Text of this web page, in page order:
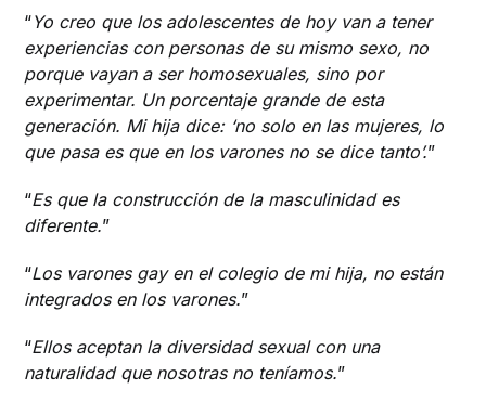
“Yo creo que los adolescentes de hoy van a tener
experiencias con personas de su mismo sexo, no
porque vayan a ser homosexuales, sino por
experimentar. Un porcentaje grande de esta
generación. Mi hija dice: ‘no solo en las mujeres, lo
que pasa es que en los varones no se dice tanto’.”
“Es que la construcción de la masculinidad es
diferente.”
“Los varones gay en el colegio de mi hija, no están
integrados en los varones.”
“Ellos aceptan la diversidad sexual con una
naturalidad que nosotras no teníamos.”